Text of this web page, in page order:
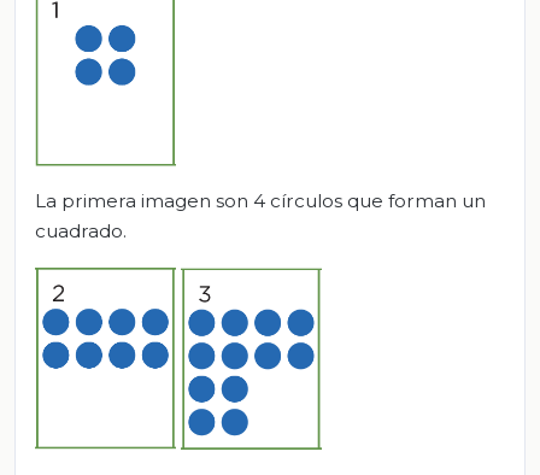
La primera imagen son 4 círculos que forman un
cuadrado.